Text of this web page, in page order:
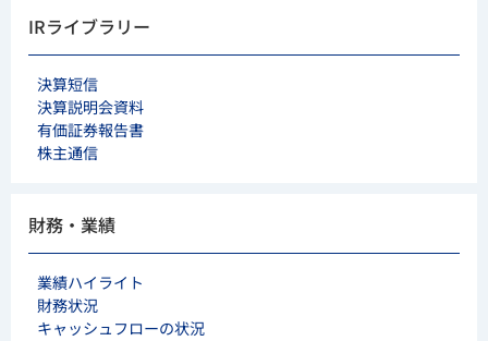
IRライブラリー
決算短信
決算説明会資料
有価証券報告書
株主通信
財務・業績
業績ハイライト
財務状況
キャッシュフローの状況